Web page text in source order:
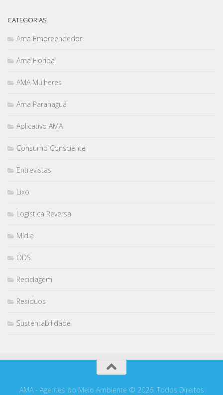
CATEGORIAS
Ama Empreendedor
Ama Floripa
AMA Mulheres
Ama Paranaguá
Aplicativo AMA
Consumo Consciente
Entrevistas
Lixo
Logística Reversa
Mídia
ODS
Reciclagem
Resíduos
Sustentabilidade
AMA - Agentes do Meio Ambiente © 2026. Todos Direitos